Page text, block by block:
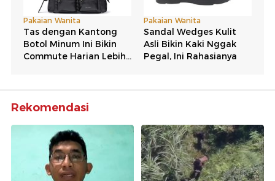
Rekomendasi